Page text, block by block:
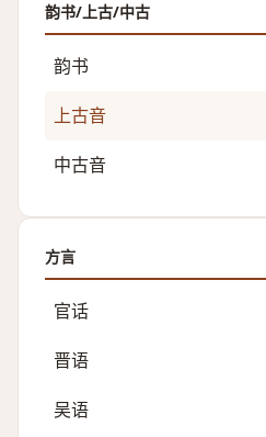
韵书/上古/中古
韵书
上古音
中古音
方言
官话
晋语
吴语